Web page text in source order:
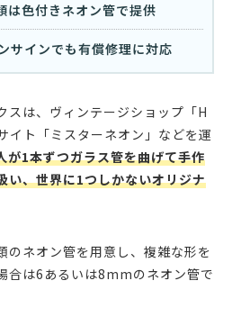
は色付きネオン管で提供
サインでも有償修理に対応
スは、ヴィンテージショップ「H
イト「ミスターネオン」などを運
が1本ずつガラス管を曲げて手作
い、世界に1つしかないオリジナ
ネオン管を用意し、複雑な形を
合は6あるいは8mmのネオン管で